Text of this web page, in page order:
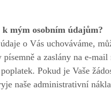
mým osobním údajům?
o Vás uchováváme,
a zaslány na e-
Pokud je Vaše
naše administrativní